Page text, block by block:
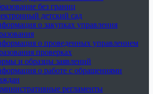
без границ
детский сад
о закупках управления
о проведенных управлением
проверках
и образцы заявлений
о работе с обращениями
регламенты